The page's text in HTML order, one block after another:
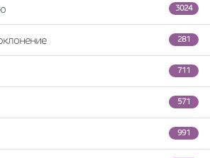
3024
281
711
571
991